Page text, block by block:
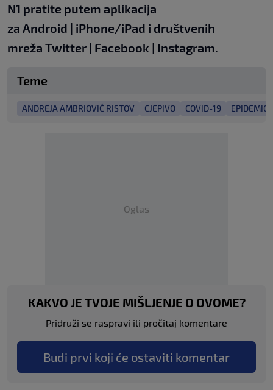
N1 pratite putem aplikacija
za Android | iPhone/iPad i društvenih
mreža Twitter | Facebook | Instagram.
Teme
ANDREJA AMBRIOVIĆ RISTOV CJEPIVO COVID-19
Oglas
KAKVO JE TVOJE MIŠLJENJE O OVOME?
Pridruži se raspravi ili pročitaj komentare
Budi prvi koji će ostaviti komentar